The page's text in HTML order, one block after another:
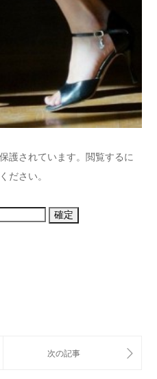
護されています。閲覧するに
ださい。